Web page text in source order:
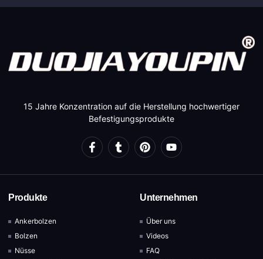
15 Jahre Konzentration auf die Herstellung hochwertiger
Befestigungsprodukte
Produkte
Ankerbolzen
Bolzen
Nüsse
Unternehmen
Über uns
Videos
FAQ